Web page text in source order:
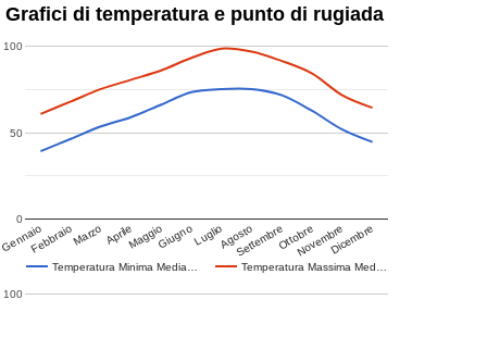
Grafici di temperatura e punto di rugiada
Temperatura Minima Media… Temperatura Massima Med…
GennaioFebbraioMarzo AprileMaggioGiugnoLuglioAgosto
SettembreOttobreNovembreDicembre
0
50
100
100